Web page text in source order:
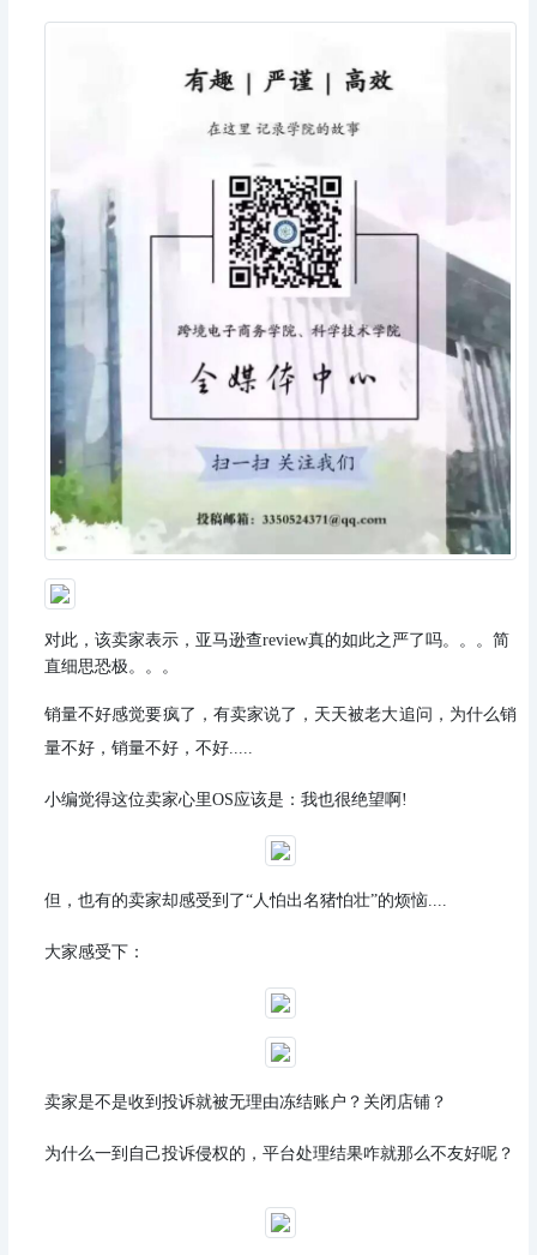
对此，该卖家表示，亚马逊查review真的如此之严了吗。。。简
直细思恐极。。。
销量不好感觉要疯了，有卖家说了，天天被老大追问，为什么销
量不好，销量不好，不好.....
小编觉得这位卖家心里OS应该是：我也很绝望啊!
但，也有的卖家却感受到了“人怕出名猪怕壮”的烦恼....
大家感受下：
卖家是不是收到投诉就被无理由冻结账户？关闭店铺？
为什么一到自己投诉侵权的，平台处理结果咋就那么不友好呢？